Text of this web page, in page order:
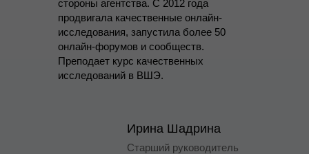
стороны агентства. С 2012 года
продвигала качественные онлайн-
исследования, запустила более 50
онлайн-форумов и сообществ.
Преподает курс качественных
исследований в ВШЭ.
Ирина Шадрина
Старший руководитель